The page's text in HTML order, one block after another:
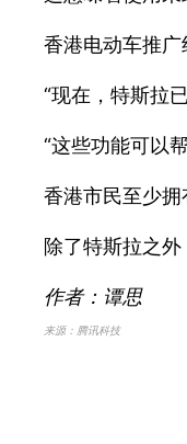
香港电动车推
“现在，特斯拉
“这些功能可以
香港市民至少
除了特斯拉之
作者：谭思
来源：腾讯科技